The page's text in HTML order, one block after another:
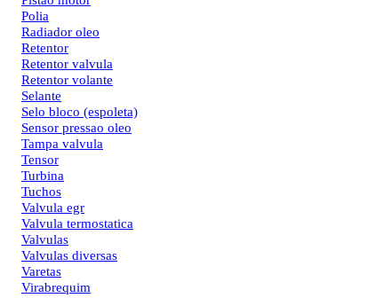
Polia
Radiador oleo
Retentor
Retentor valvula
Retentor volante
Selante
Selo bloco (espoleta)
Sensor pressao oleo
Tampa valvula
Tensor
Turbina
Tuchos
Valvula egr
Valvula termostatica
Valvulas
Valvulas diversas
Varetas
Virabrequim